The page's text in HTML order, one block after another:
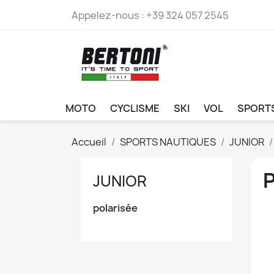
Appelez-nous : +39 324 057 2545
MOTO CYCLISME SKI VOL
Accueil SPORTS NAUTIQUES JUNIOR
JUNIOR
polarisée